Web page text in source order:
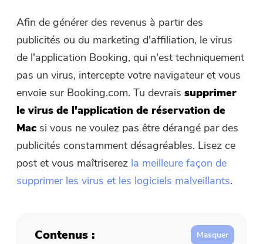
Free Video Editor
Free Photo Compressor
Free PDF Compressor
Afin de générer des revenus à partir des
publicités ou du marketing d'affiliation, le virus
de l'application Booking, qui n'est techniquement
pas un virus, intercepte votre navigateur et vous
envoie sur Booking.com. Tu devraissupprimer
le virus de l'application de réservation de
Mac si vous ne voulez pas être dérangé par des
publicités constamment désagréables. Lisez ce
post et vous maîtriserez la meilleure façon de
supprimer les virus et les logiciels malveillants.
Contenus :